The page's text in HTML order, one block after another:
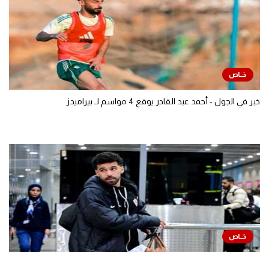
خبر في الجول - أحمد عبد القادر يوقع 4 مواسم لـ بيراميدز